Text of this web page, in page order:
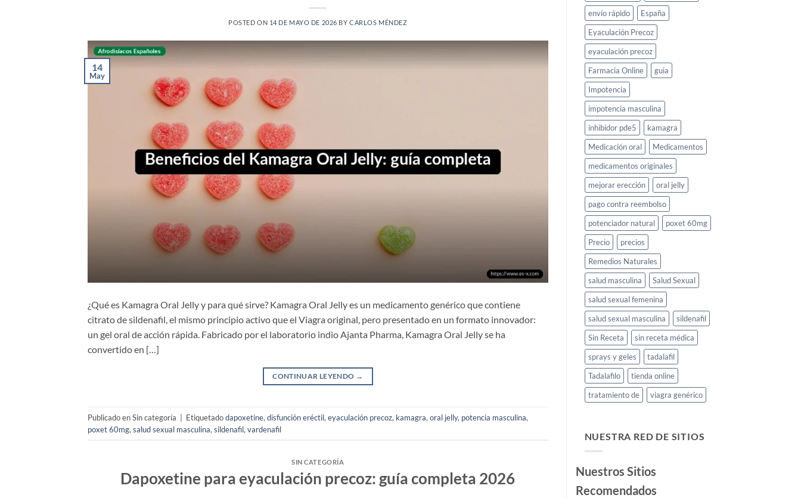
POSTED ON 14 DE MAYO DE 2026 BYCARLOS MÉNDEZ
14
May
¿Qué es Kamagra Oral Jelly y para qué sirve? Kamagra Oral Jelly es un medicamento genérico que contiene
citrato de sildenafil, el mismo principio activo que el Viagra original, pero presentado en un formato innovador:
un gel oral de acción rápida. Fabricado por el laboratorio indio Ajanta Pharma, Kamagra Oral Jelly se ha
convertido en […]
CONTINUAR LEYENDO →
Publicado en Sin categoría | Etiquetadodapoxetine, disfunción eréctil, eyaculación precoz, kamagra, oral jelly, potencia masculina,
poxet 60mg, salud sexual masculina, sildenafil, vardenafil
SIN CATEGORÍA
Dapoxetine para eyaculación precoz: guía completa 2026
envío rápido
España
Eyaculación Precoz
eyaculación precoz
Farmacia Online
guia
Impotencia
impotencia masculina
inhibidor pde5
kamagra
Medicación oral
Medicamentos
medicamentos originales
mejorar erección
oral jelly
pago contra reembolso
potenciador natural
poxet 60mg
Precio
precios
Remedios Naturales
salud masculina
Salud Sexual
salud sexual femenina
salud sexual masculina
sildenafil
Sin Receta
sin receta médica
sprays y geles
tadalafil
Tadalafilo
tienda online
tratamiento de
viagra genérico
NUESTRA RED DE SITIOS
Nuestros Sitios
Recomendados